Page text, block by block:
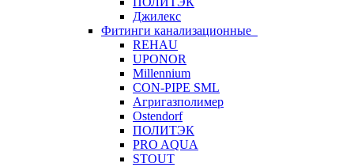
Джилекс
Фитинги канализационные
REHAU
UPONOR
Millennium
CON-PIPE SML
Агригазполимер
Ostendorf
ПОЛИТЭК
PRO AQUA
STOUT